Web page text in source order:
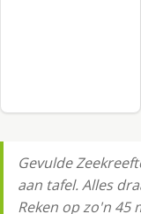
Gevulde
aan tafel. Alles
Reken op zo'n 45